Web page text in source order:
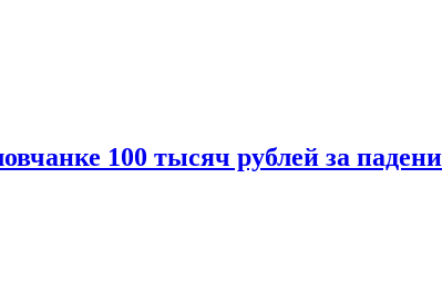
100 тысяч рублей за